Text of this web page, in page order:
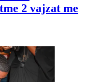
2 vajzat me